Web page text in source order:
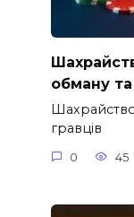
обману та
гравців
0 45